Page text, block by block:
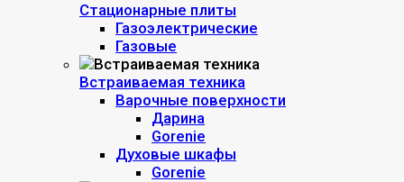
Стационарные плиты
Газоэлектрические
Газовые
Встраиваемая техника
Варочные поверхности
Дарина
Gorenie
Духовые шкафы
Gorenie